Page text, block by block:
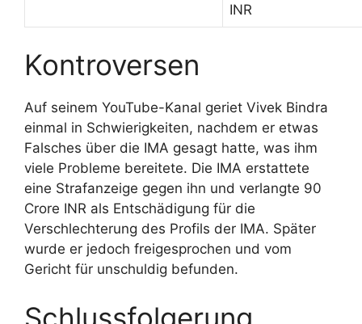
INR
Kontroversen
Auf seinem YouTube-Kanal geriet Vivek Bindra
einmal in Schwierigkeiten, nachdem er etwas
Falsches über die IMA gesagt hatte, was ihm
viele Probleme bereitete. Die IMA erstattete
eine Strafanzeige gegen ihn und verlangte 90
Crore INR als Entschädigung für die
Verschlechterung des Profils der IMA. Später
wurde er jedoch freigesprochen und vom
Gericht für unschuldig befunden.